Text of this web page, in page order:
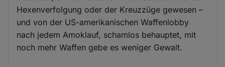
Hexenverfolgung oder der Kreuzzüge gewesen –
und von der US-amerikanischen Waffenlobby
nach jedem Amoklauf, schamlos behauptet, mit
noch mehr Waffen gebe es weniger Gewalt.